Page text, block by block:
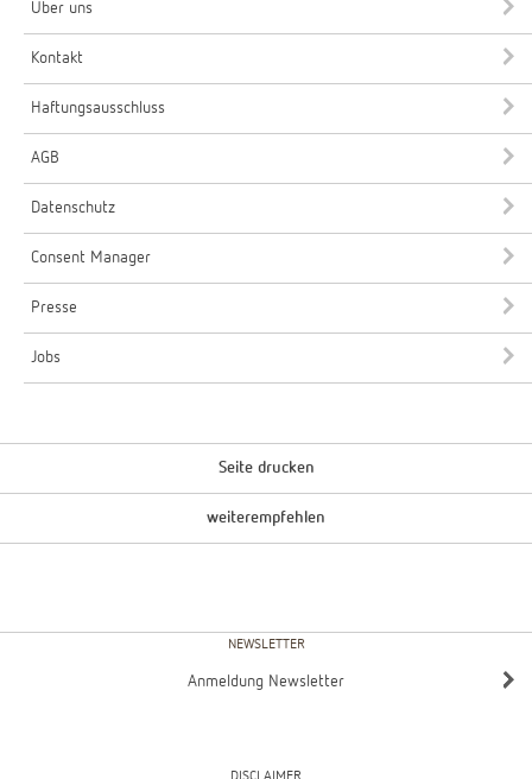
Über uns
Kontakt
Haftungsausschluss
AGB
Datenschutz
Consent Manager
Presse
Jobs
Seite drucken
weiterempfehlen
NEWSLETTER
Anmeldung Newsletter